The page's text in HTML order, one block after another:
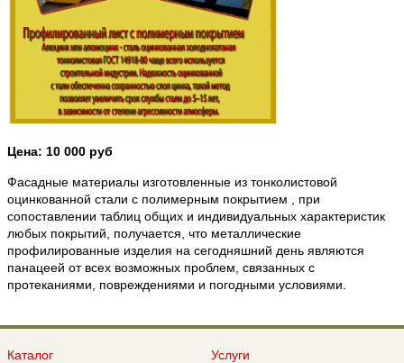
Цена: 10 000 руб
Фасадные материалы изготовленные из тонколистовой
оцинкованной стали с полимерным покрытием , при
сопоставлении таблиц общих и индивидуальных характеристик
любых покрытий, получается, что металлические
профилированные изделия на сегодняшний день являются
панацеей от всех возможных проблем, связанных с
протеканиями, повреждениями и погодными условиями.
Каталог Услуги